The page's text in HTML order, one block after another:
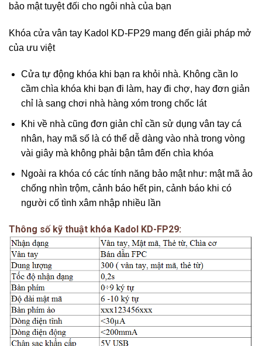
bảo mật tuyệt đối cho ngôi nhà của bạn
Khóa cửa vân tay Kadol KD-FP29 mang đến giải pháp mở
của ưu việt
Cửa tự động khóa khi bạn ra khỏi nhà. Không cần lo
cầm chìa khóa khi bạn đi làm, hay đi chợ, hay đơn giản
chỉ là sang chơi nhà hàng xóm trong chốc lát
Khi về nhà cũng đơn giản chỉ cần sử dụng vân tay cá
nhân, hay mã số là có thể dễ dàng vào nhà trong vòng
vài giây mà không phải bận tâm đến chìa khóa
Ngoài ra khóa có các tính năng bảo mật như: mật mã ảo
chống nhìn trộm, cảnh báo hết pin, cảnh báo khi có
người cố tình xâm nhập nhiều lần
Thông số kỹ thuật khóa Kadol KD-FP29: